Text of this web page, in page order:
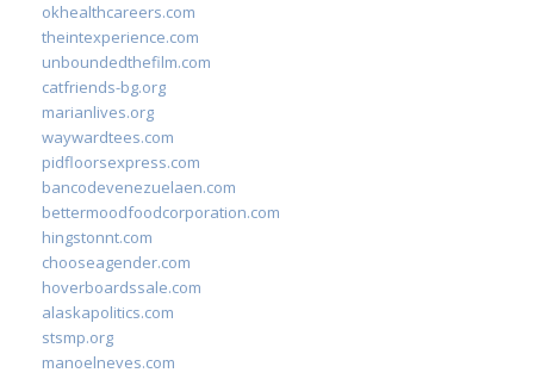
okhealthcareers.com
theintexperience.com
unboundedthefilm.com
catfriends-bg.org
marianlives.org
waywardtees.com
pidfloorsexpress.com
bancodevenezuelaen.com
bettermoodfoodcorporation.com
hingstonnt.com
chooseagender.com
hoverboardssale.com
alaskapolitics.com
stsmp.org
manoelneves.com